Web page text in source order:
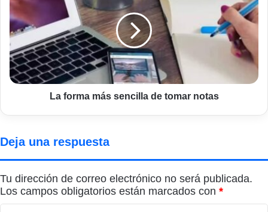
más
sencilla
de
tomar
notas
La forma más sencilla de tomar notas
Deja una respuesta
Tu dirección de correo electrónico no será publicada.
Los campos obligatorios están marcados con *